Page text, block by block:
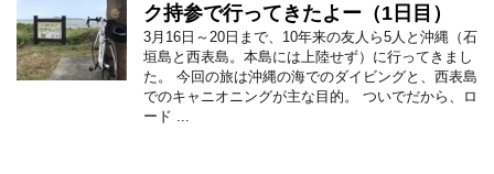
ク持参で行ってきたよー（1日目）
3月16日～20日まで、10年来の友人ら5人と沖縄（石
垣島と西表島。本島には上陸せず）に行ってきまし
た。 今回の旅は沖縄の海でのダイビングと、西表島
でのキャニオニングが主な目的。 ついでだから、ロ
ード ...